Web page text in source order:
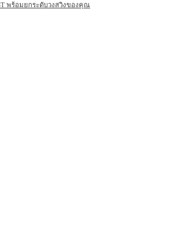
พร้อมยกระดับวงสวิงของคุณ